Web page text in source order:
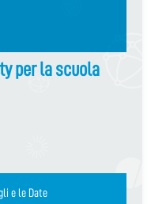
per la scuola
e le Date